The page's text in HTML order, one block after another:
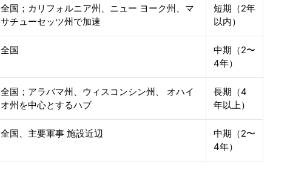
全国；カリフォルニア州、ニュー ヨーク州、マ
サチューセッツ州で加速
短期（2年
以内）
全国
中期（2〜
4年）
全国；アラバマ州、ウィスコンシン州、 オハイ
オ州を中心とするハブ
長期（4
年以上）
全国、主要軍事 施設近辺
中期（2〜
4年）